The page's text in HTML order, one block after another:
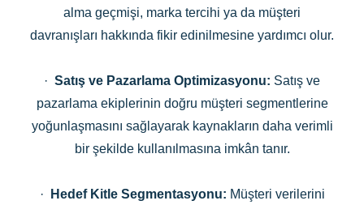
alma geçmişi, marka tercihi ya da müşteri
davranışları hakkında fikir edinilmesine yardımcı olur.
· Satış ve Pazarlama Optimizasyonu: Satış ve
pazarlama ekiplerinin doğru müşteri segmentlerine
yoğunlaşmasını sağlayarak kaynakların daha verimli
bir şekilde kullanılmasına imkân tanır.
· Hedef Kitle Segmentasyonu: Müşteri verilerini